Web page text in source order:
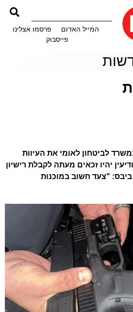
המייל האדום
פרסמו אצלינו
פייסבוק
לביטחון לאומי את העיוות
יהיו זכאים מעתה לקבלת רישיון
ביבס: "צעד חשוב במוכנות